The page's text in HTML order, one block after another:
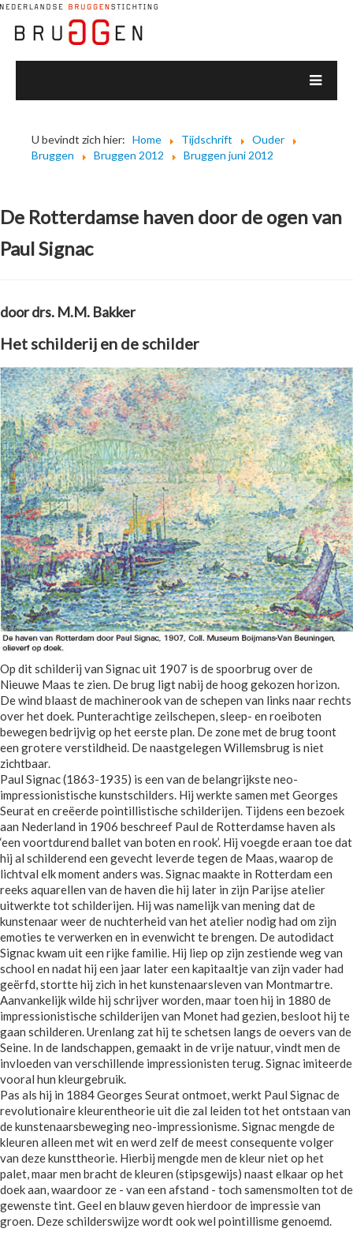
U bevindt zich hier: Home Tijdschrift
Ouder
Bruggen
Bruggen 2012 Bruggen juni 2012
De Rotterdamse haven door de ogen van
Paul Signac
door drs. M.M. Bakker
Het schilderij en de schilder
Op dit schilderij van Signac uit 1907 is de spoorbrug over de
Nieuwe Maas te zien. De brug ligt nabij de hoog gekozen horizon.
De wind blaast de machinerook van de schepen van links naar rechts
over het doek. Punterachtige zeilschepen, sleep- en roeiboten
bewegen bedrijvig op het eerste plan. De zone met de brug toont
een grotere verstildheid. De naastgelegen Willemsbrug is niet
zichtbaar.
Paul Signac (1863-1935) is een van de belangrijkste neo-
impressionistische kunstschilders. Hij werkte samen met Georges
Seurat en creëerde pointillistische schilderijen. Tijdens een bezoek
aan Nederland in 1906 beschreef Paul de Rotterdamse haven als
‘een voortdurend ballet van boten en rook’. Hij voegde eraan toe dat
hij al schilderend een gevecht leverde tegen de Maas, waarop de
lichtval elk moment anders was. Signac maakte in Rotterdam een
reeks aquarellen van de haven die hij later in zijn Parijse atelier
uitwerkte tot schilderijen. Hij was namelijk van mening dat de
kunstenaar weer de nuchterheid van het atelier nodig had om zijn
emoties te verwerken en in evenwicht te brengen. De autodidact
Signac kwam uit een rijke familie. Hij liep op zijn zestiende weg van
school en nadat hij een jaar later een kapitaaltje van zijn vader had
geërfd, stortte hij zich in het kunstenaarsleven van Montmartre.
Aanvankelijk wilde hij schrijver worden, maar toen hij in 1880 de
impressionistische schilderijen van Monet had gezien, besloot hij te
gaan schilderen. Urenlang zat hij te schetsen langs de oevers van de
Seine. In de landschappen, gemaakt in de vrije natuur, vindt men de
invloeden van verschillende impressionisten terug. Signac imiteerde
vooral hun kleurgebruik.
Pas als hij in 1884 Georges Seurat ontmoet, werkt Paul Signac de
revolutionaire kleurentheorie uit die zal leiden tot het ontstaan van
de kunstenaarsbeweging neo-impressionisme. Signac mengde de
kleuren alleen met wit en werd zelf de meest consequente volger
van deze kunsttheorie. Hierbij mengde men de kleur niet op het
palet, maar men bracht de kleuren (stipsgewijs) naast elkaar op het
doek aan, waardoor ze - van een afstand - toch samensmolten tot de
gewenste tint. Geel en blauw geven hierdoor de impressie van
groen. Deze schilderswijze wordt ook wel pointillisme genoemd.